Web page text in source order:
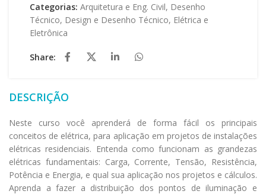
Categorias: Arquitetura e Eng. Civil, Desenho
Técnico, Design e Desenho Técnico, Elétrica e
Eletrônica
Share:
DESCRIÇÃO
Neste curso você aprenderá de forma fácil os principais
conceitos de elétrica, para aplicação em projetos de instalações
elétricas residenciais. Entenda como funcionam as grandezas
elétricas fundamentais: Carga, Corrente, Tensão, Resistência,
Potência e Energia, e qual sua aplicação nos projetos e cálculos.
Aprenda a fazer a distribuição dos pontos de iluminação e